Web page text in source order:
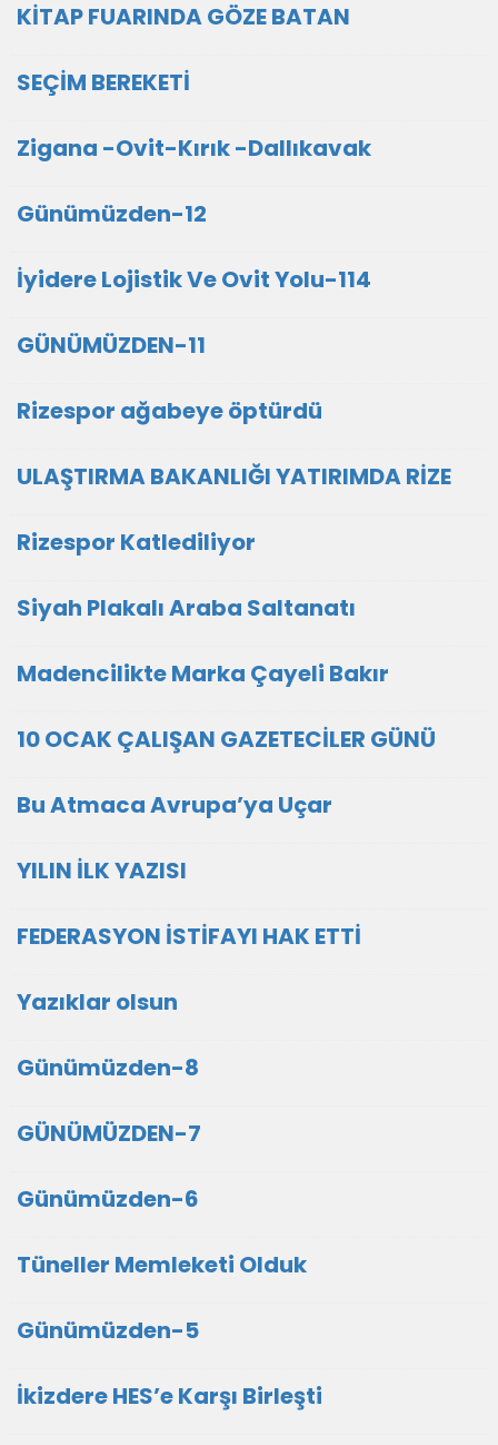
KİTAP FUARINDA GÖZE BATAN
SEÇİM BEREKETİ
Zigana -Ovit-Kırık -Dallıkavak
Günümüzden-12
İyidere Lojistik Ve Ovit Yolu-114
GÜNÜMÜZDEN-11
Rizespor ağabeye öptürdü
ULAŞTIRMA BAKANLIĞI YATIRIMDA RİZE
Rizespor Katlediliyor
Siyah Plakalı Araba Saltanatı
Madencilikte Marka Çayeli Bakır
10 OCAK ÇALIŞAN GAZETECİLER GÜNÜ
Bu Atmaca Avrupa’ya Uçar
YILIN İLK YAZISI
FEDERASYON İSTİFAYI HAK ETTİ
Yazıklar olsun
Günümüzden-8
GÜNÜMÜZDEN-7
Günümüzden-6
Tüneller Memleketi Olduk
Günümüzden-5
İkizdere HES’e Karşı Birleşti